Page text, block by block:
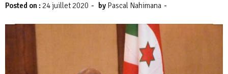
Posted on : 24 juillet 2020 - by Pascal Nahimana -